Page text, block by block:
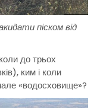
піском від
до трьох
ким і коли
«водосховище»?